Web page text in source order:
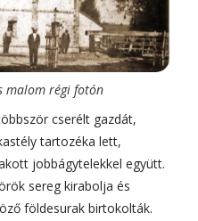
malom régi fotón
cserélt gazdát,
tartozéka lett,
jobbágytelekkel együtt.
sereg kirabolja és
földesurak birtokolták.